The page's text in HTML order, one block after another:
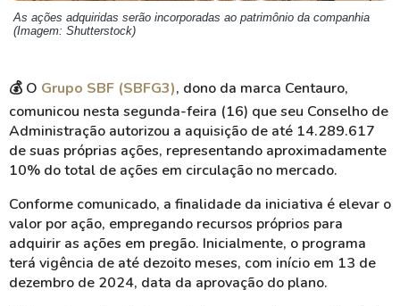
As ações adquiridas serão incorporadas ao patrimônio da companhia
(Imagem: Shutterstock)
💰 O Grupo SBF (SBFG3), dono da marca Centauro,
comunicou nesta segunda-feira (16) que seu Conselho de
Administração autorizou a aquisição de até 14.289.617
de suas próprias ações, representando aproximadamente
10% do total de ações em circulação no mercado.
Conforme comunicado, a finalidade da iniciativa é elevar o
valor por ação, empregando recursos próprios para
adquirir as ações em pregão. Inicialmente, o programa
terá vigência de até dezoito meses, com início em 13 de
dezembro de 2024, data da aprovação do plano.